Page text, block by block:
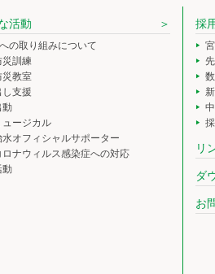
活動
の取り組みについて
訓練
災教室
支援
動
ュージカル
水オフィシャルサポーター
ロナウィルス感染症への対応
動
採
リ
ダ
お